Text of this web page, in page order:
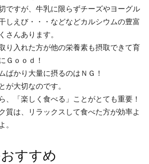
ですが、牛乳に限らずチーズやヨーグル
しえび・・・などなどカルシウムの豊富
さんあります。
り入れた方が他の栄養素も摂取できて育
Ｇｏｏｄ！
ばかり大量に摂るのはＮＧ！
が大切なのです。
、「楽しく食べる」ことがとても重要！
質は、リラックスして食べた方が効率よ
。
すすめ